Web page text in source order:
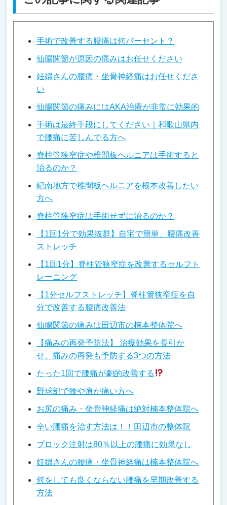
手術で改善する腰痛は何パーセント？
仙腸関節が原因の痛みはお任せください
妊婦さんの腰痛・坐骨神経痛はお任せくださ
い
仙腸関節の痛みにはAKA治療が非常に効果的
手術は最終手段にしてください｜和歌山県内
で腰痛に苦しんでる方へ
脊柱管狭窄症や椎間板ヘルニアは手術すると
治るのか？
紀南地方で椎間板ヘルニアを根本改善したい
方へ
脊柱管狭窄症は手術せずに治るのか？
【1回1分で効果抜群】自宅で簡単、腰痛改善
ストレッチ
【1回1分】脊柱管狭窄症を改善するセルフト
レーニング
【1分セルフストレッチ】脊柱管狭窄症を自
分で改善する腰痛改善法
仙腸関節の痛みは田辺市の楠本整体院へ
【痛みの再発予防法】 治療効果を長引か
せ、痛みの再発も予防する3つの方法
たった1回で腰痛が劇的改善する
野球部で腰や肩が痛い方へ
お尻の痛み・坐骨神経痛は絶対楠本整体院へ
辛い腰痛を治す方法は！！田辺市の整体院
ブロック注射は80％以上の腰痛に効果なし
妊婦さんの腰痛・坐骨神経痛は楠本整体院へ
何をしても良くならない腰痛を早期改善する
方法